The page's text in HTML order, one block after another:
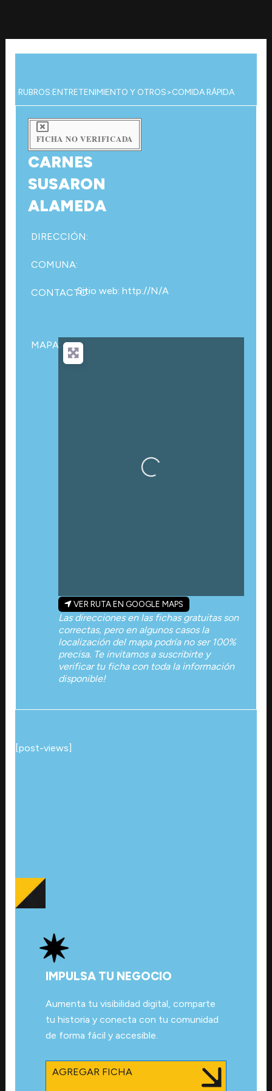
contenido
RUBROS:ENTRETENIMIENTO Y OTROS>COMIDA RÁPIDA
FICHA NO VERIFICADA
CARNES
SUSARON
ALAMEDA
DIRECCIÓN:
COMUNA:
CONTACTO:Sitio web: http://N/A
MAPA:
Cargando…
VER RUTA EN GOOGLE MAPS
Las direcciones en las fichas gratuitas son
correctas, pero en algunos casos la
localización del mapa podría no ser 100%
precisa. Te invitamos a suscribirte y
verificar tu ficha con toda la información
disponible!
[post-views]
IMPULSA TU NEGOCIO
Aumenta tu visibilidad digital, comparte
tu historia y conecta con tu comunidad
de forma fácil y accesible.
AGREGAR FICHA